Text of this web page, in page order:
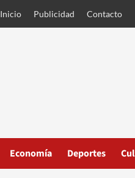
Inicio Publicidad Contacto
Economía Deportes